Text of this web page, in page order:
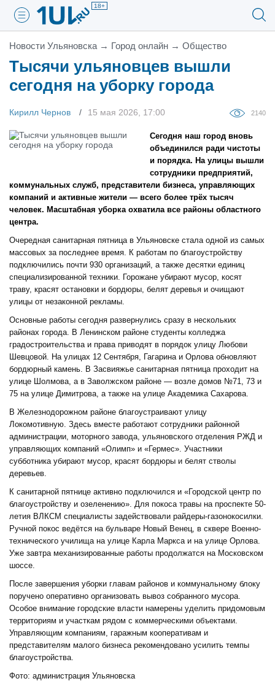
18+
Новости Ульяновска → Город онлайн → Общество
Тысячи ульяновцев вышли
сегодня на уборку города
Кирилл Чернов 15 мая 2026, 17:00 2140
Сегодня наш город вновь
объединился ради чистоты
и порядка. На улицы вышли
сотрудники предприятий,
коммунальных служб, представители бизнеса, управляющих
компаний и активные жители — всего более трёх тысяч
человек. Масштабная уборка охватила все районы областного
центра.
Очередная санитарная пятница в Ульяновске стала одной из самых
массовых за последнее время. К работам по благоустройству
подключились почти 930 организаций, а также десятки единиц
специализированной техники. Горожане убирают мусор, косят
траву, красят остановки и бордюры, белят деревья и очищают
улицы от незаконной рекламы.
Основные работы сегодня развернулись сразу в нескольких
районах города. В Ленинском районе студенты колледжа
градостроительства и права приводят в порядок улицу Любови
Шевцовой. На улицах 12 Сентября, Гагарина и Орлова обновляют
бордюрный камень. В Засвияжье санитарная пятница проходит на
улице Шолмова, а в Заволжском районе — возле домов №71, 73 и
75 на улице Димитрова, а также на улице Академика Сахарова.
В Железнодорожном районе благоустраивают улицу
Локомотивную. Здесь вместе работают сотрудники районной
администрации, моторного завода, ульяновского отделения РЖД и
управляющих компаний «Олимп» и «Гермес». Участники
субботника убирают мусор, красят бордюры и белят стволы
деревьев.
К санитарной пятнице активно подключился и «Городской центр по
благоустройству и озеленению». Для покоса травы на проспекте 50-
летия ВЛКСМ специалисты задействовали райдеры-газонокосилки.
Ручной покос ведётся на бульваре Новый Венец, в сквере Военно-
технического училища на улице Карла Маркса и на улице Орлова.
Уже завтра механизированные работы продолжатся на Московском
шоссе.
После завершения уборки главам районов и коммунальному блоку
поручено оперативно организовать вывоз собранного мусора.
Особое внимание городские власти намерены уделить придомовым
территориям и участкам рядом с коммерческими объектами.
Управляющим компаниям, гаражным кооперативам и
представителям малого бизнеса рекомендовано усилить темпы
благоустройства.
Фото: администрация Ульяновска